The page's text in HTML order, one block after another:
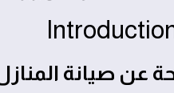
عن صيانة